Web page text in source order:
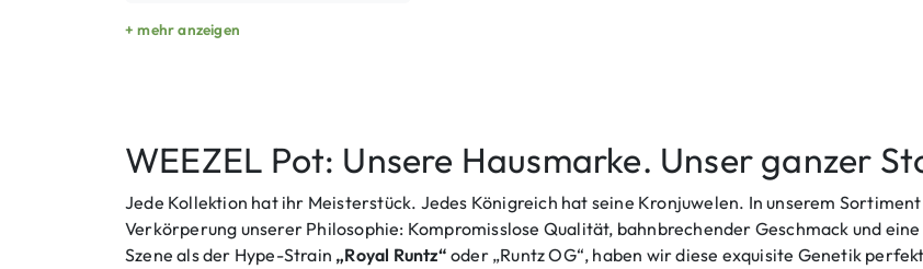
WEEZEL Pot: Unsere Hausmarke. Unser ganzer
Jede Kollektion hat ihr Meisterstück. Jedes Königreich hat seine Kronjuwelen. In unserem
Verkörperung unserer Philosophie: Kompromisslose Qualität, bahnbrechender Geschmack und
Szene als der Hype-Strain „Royal Runtz“ oder „Runtz OG“, haben wir diese exquisite Genetik
+ mehr anzeigen